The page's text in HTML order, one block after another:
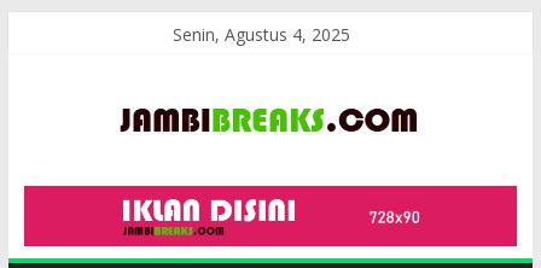
Senin, Agustus 4, 2025
JambiBreaks